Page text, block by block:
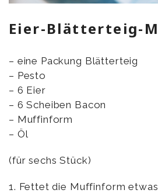
Eier-Blätterteig-
– eine Packung Blätterteig
– Pesto
– 6 Eier
– 6 Scheiben Bacon
– Muffinform
– Öl
(für sechs Stück)
1. Fettet die Muffinform etwas